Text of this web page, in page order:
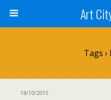
Art
Tags ›
18/10/2015